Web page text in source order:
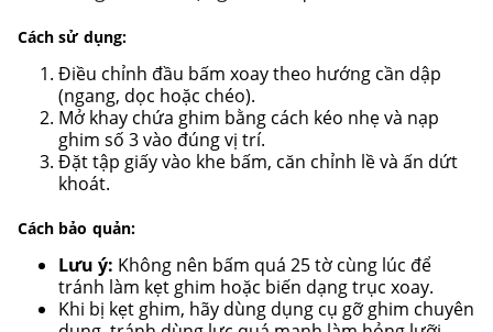
Cách sử dụng:
Điều chỉnh đầu bấm xoay theo hướng cần dập
(ngang, dọc hoặc chéo).
Mở khay chứa ghim bằng cách kéo nhẹ và nạp
ghim số 3 vào đúng vị trí.
Đặt tập giấy vào khe bấm, căn chỉnh lề và ấn dứt
khoát.
Cách bảo quản:
Lưu ý: Không nên bấm quá 25 tờ cùng lúc để
tránh làm kẹt ghim hoặc biến dạng trục xoay.
Khi bị kẹt ghim, hãy dùng dụng cụ gỡ ghim chuyên